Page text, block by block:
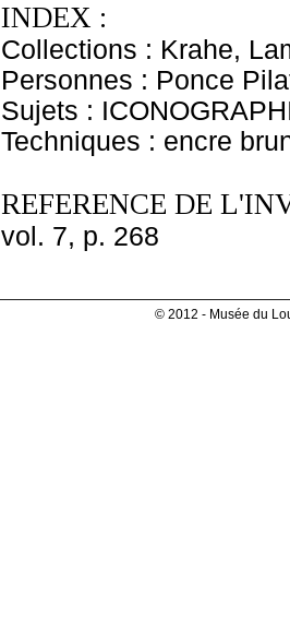
INDEX :
Collections : Krahe,
Personnes : Ponce
Sujets :
Techniques : encre
REFERENCE DE
vol. 7, p. 268
© 2012 - Musée du